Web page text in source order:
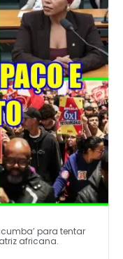
para tentar
africana.